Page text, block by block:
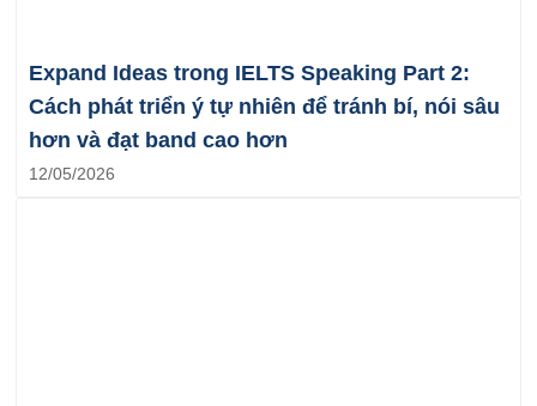
Expand Ideas trong IELTS Speaking Part 2:
Cách phát triển ý tự nhiên để tránh bí, nói sâu
hơn và đạt band cao hơn
12/05/2026